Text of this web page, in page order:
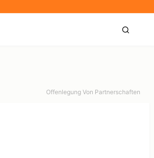
Offenlegung Von Partnerschaften